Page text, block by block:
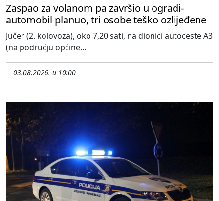
Zaspao za volanom pa završio u ogradi-
automobil planuo, tri osobe teško ozlijeđene
Jučer (2. kolovoza), oko 7,20 sati, na dionici autoceste A3
(na području općine...
03.08.2026. u 10:00